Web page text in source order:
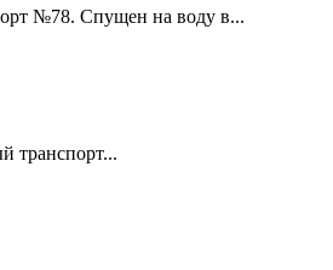
№78. Спущен на воду в...
транспорт...